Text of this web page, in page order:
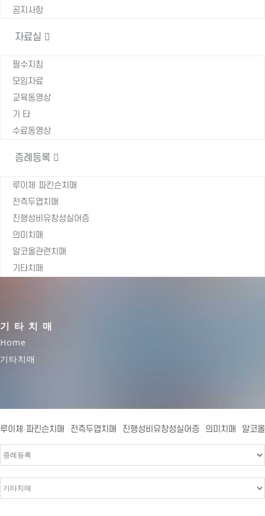
공지사항
자료실
필수지침
모임자료
교육동영상
기 타
수료동영상
증례등록
루이체·파킨슨치매
전측두엽치매
진행성비유창성실어증
의미치매
알코올관련치매
기타치매
기타치매
Home
기타치매
루이체·파킨슨치매 전측두엽치매 진행성비유창성실어증 의미치매 알코